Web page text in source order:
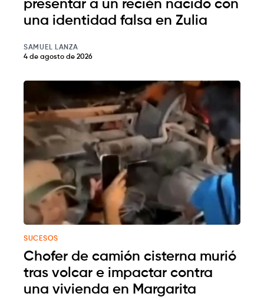
presentar a un recién nacido con
una identidad falsa en Zulia
SAMUEL LANZA
4 de agosto de 2026
SUCESOS
Chofer de camión cisterna murió
tras volcar e impactar contra
una vivienda en Margarita